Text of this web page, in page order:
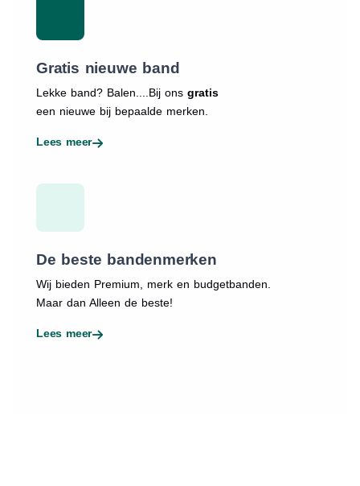
Gratis nieuwe band
Lekke band? Balen....Bij ons gratis
een nieuwe bij bepaalde merken.
Lees meer
De beste bandenmerken
Wij bieden Premium, merk en budgetbanden.
Maar dan Alleen de beste!
Lees meer